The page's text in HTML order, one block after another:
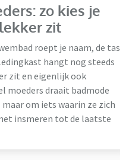
zo kies je
zit
roept je naam, de tas
hangt nog steeds
zit en eigenlijk ook
moeders draait badmode
om iets waarin ze zich
insmeren tot de laatste